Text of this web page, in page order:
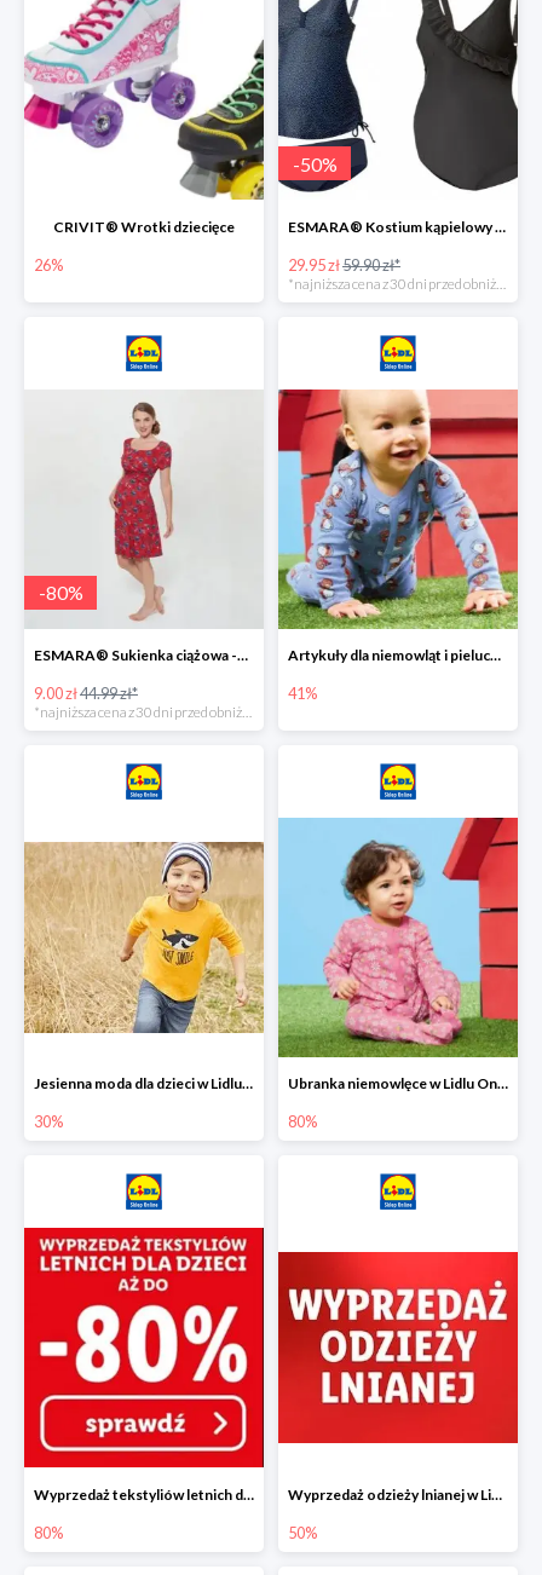
CRIVIT® Wrotki dziecięce
26%
-50%
ESMARA® Kostium kąpielowy ciążowy lub tankini ciążowe -50%
29.95 zł59.90 zł*
-80%
ESMARA® Sukienka ciążowa -79%
9.00 zł44.99 zł*
Artykuły dla niemowląt i pieluchy w Lidlu Online do -41%
41%
Jesienna moda dla dzieci w Lidlu Online do -30%
30%
Ubranka niemowlęce w Lidlu Online do -80%
80%
Wyprzedaż tekstyliów letnich dla dzieci w Lidlu Online do -80%
80%
Wyprzedaż odzieży lnianej w Lidlu Online do -50%
50%